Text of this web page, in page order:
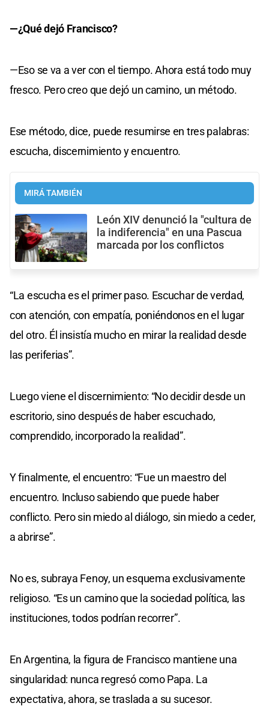
—¿Qué dejó Francisco?
—Eso se va a ver con el tiempo. Ahora está todo muy
fresco. Pero creo que dejó un camino, un método.
Ese método, dice, puede resumirse en tres palabras:
escucha, discernimiento y encuentro.
MIRÁ TAMBIÉN
León XIV denunció la "cultura de
la indiferencia" en una Pascua
marcada por los conflictos
“La escucha es el primer paso. Escuchar de verdad,
con atención, con empatía, poniéndonos en el lugar
del otro. Él insistía mucho en mirar la realidad desde
las periferias”.
Luego viene el discernimiento: “No decidir desde un
escritorio, sino después de haber escuchado,
comprendido, incorporado la realidad”.
Y finalmente, el encuentro: “Fue un maestro del
encuentro. Incluso sabiendo que puede haber
conflicto. Pero sin miedo al diálogo, sin miedo a ceder,
a abrirse”.
No es, subraya Fenoy, un esquema exclusivamente
religioso. “Es un camino que la sociedad política, las
instituciones, todos podrían recorrer”.
En Argentina, la figura de Francisco mantiene una
singularidad: nunca regresó como Papa. La
expectativa, ahora, se traslada a su sucesor.